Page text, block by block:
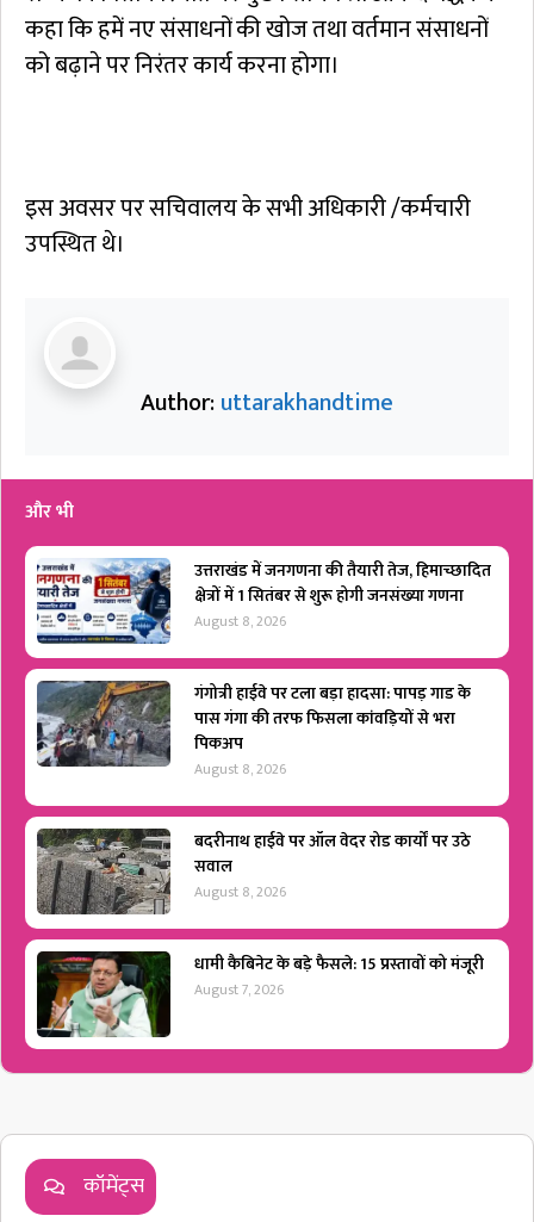
कहा कि हमें नए संसाधनों की खोज तथा वर्तमान संसाधनों
को बढ़ाने पर निरंतर कार्य करना होगा।
इस अवसर पर सचिवालय के सभी अधिकारी /कर्मचारी
उपस्थित थे।
Author:uttarakhandtime
और भी
उत्तराखंड में जनगणना की तैयारी तेज, हिमाच्छादित
क्षेत्रों में 1 सितंबर से शुरू होगी जनसंख्या गणना
August 8, 2026
गंगोत्री हाईवे पर टला बड़ा हादसा: पापड़ गाड के
पास गंगा की तरफ फिसला कांवड़ियों से भरा
पिकअप
August 8, 2026
बदरीनाथ हाईवे पर ऑल वेदर रोड कार्यों पर उठे
सवाल
August 8, 2026
धामी कैबिनेट के बड़े फैसले: 15 प्रस्तावों को मंजूरी
August 7, 2026
कॉमेंट्स